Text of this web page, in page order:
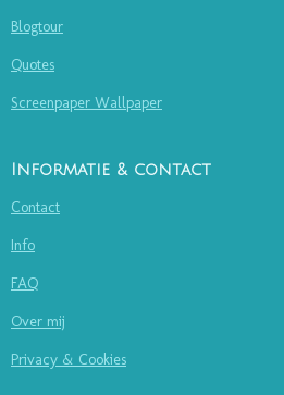
Blogtour
Quotes
Screenpaper Wallpaper
Informatie & contact
Contact
Info
FAQ
Over mij
Privacy & Cookies